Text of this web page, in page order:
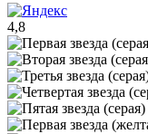
4,8